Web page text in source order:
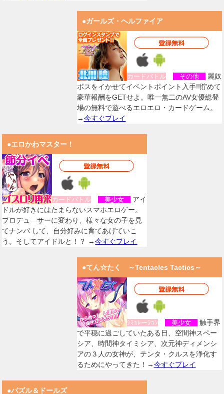
●ガールズ・ヘルファイア
カードバトル その他
麗奴
ボスをイかせてイベントポイント入手!!貯めて
豪華報酬をGETせよ。唯一無二のAV女優総登
場の無料で遊べるエロエロ・カードゲーム。
→今すぐプレイ
●エロかわマスター！
カードバトル 美少女
アイ
ドルが好きにはたまらないスマホエロゲー。
プロデュ―サーに変わり、様々な女の子を見
てナンパ して、自分好みに育てあげていこ
う。そしてアイドルと！？ →今すぐプレイ
●てん☆たく ～Tentacles Tactics～
ｼﾐｭﾚーｼｮﾝ 美少女
触手界
で平穏に過ごしていたある日、空間神スペー
シア、時間神タイミシア、次元神ディメンシ
アの３人の女神が、テンタ・クルスを浄化す
るためにやってきた！→今すぐプレイ
●パズル＆ドールズ